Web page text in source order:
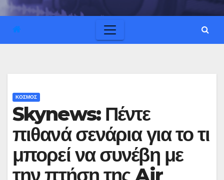
ΚΟΣΜΟΣ
Skynews: Πέντε
πιθανά σενάρια για το τι
μπορεί να συνέβη με
την πτήση της Air